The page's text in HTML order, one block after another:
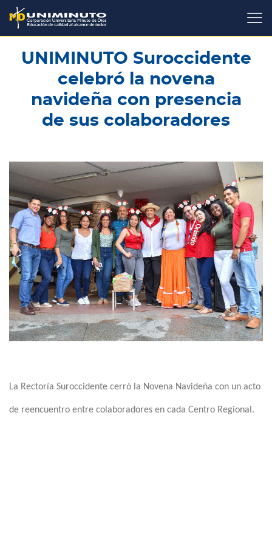
Pasar
contenido
principal
UNIMINUTO Suroccidente
celebró la novena
navideña con presencia
de sus colaboradores
La Rectoría Suroccidente cerró la Novena Navideña con un acto
de reencuentro entre colaboradores en cada Centro Regional.